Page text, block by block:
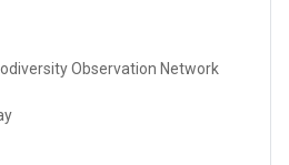
Observation Network